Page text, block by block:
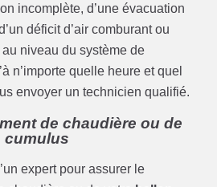
incomplète, d’une évacuation
déficit d’air comburant ou
niveau du système de
n’importe quelle heure et quel
envoyer un technicien qualifié.
de chaudière ou de
cumulus
expert pour assurer le